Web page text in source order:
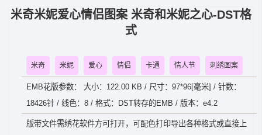
米奇米妮爱心情侣图案 米奇和米妮之心-DST格
式
米奇 米妮 爱心 情侣 卡通 情人节 刺绣图案
EMB花版参数： 大小：122.00 KB / 尺寸：97*96[毫米] / 针数：
18426针 / 线色：8 / 格式：DST转存的EMB / 版本：e4.2
版带文件需绣花软件方可打开，可配色打印导出各种格式或直接上